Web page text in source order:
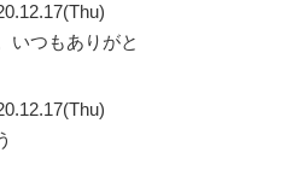
いつもありがと